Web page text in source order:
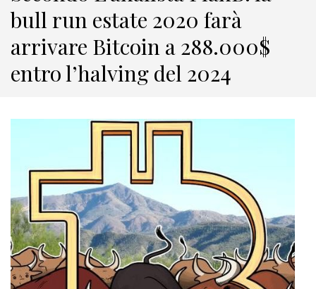
bull run estate 2020 farà
arrivare Bitcoin a 288.000$
entro l’halving del 2024